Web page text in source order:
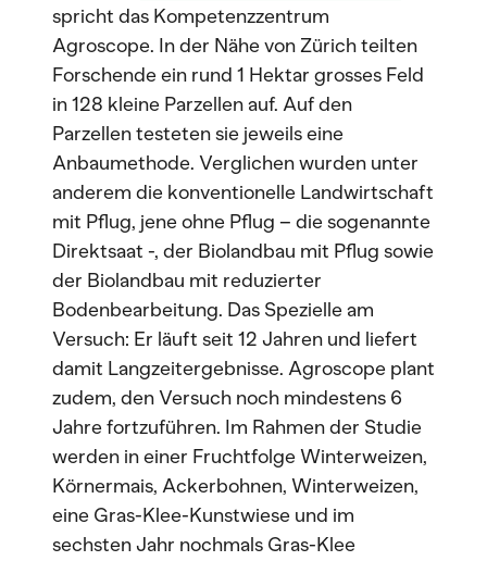
spricht das Kompetenzzentrum
Agroscope. In der Nähe von Zürich teilten
Forschende ein rund 1 Hektar grosses Feld
in 128 kleine Parzellen auf. Auf den
Parzellen testeten sie jeweils eine
Anbaumethode. Verglichen wurden unter
anderem die konventionelle Landwirtschaft
mit Pflug, jene ohne Pflug – die sogenannte
Direktsaat -, der Biolandbau mit Pflug sowie
der Biolandbau mit reduzierter
Bodenbearbeitung. Das Spezielle am
Versuch: Er läuft seit 12 Jahren und liefert
damit Langzeitergebnisse. Agroscope plant
zudem, den Versuch noch mindestens 6
Jahre fortzuführen. Im Rahmen der Studie
werden in einer Fruchtfolge Winterweizen,
Körnermais, Ackerbohnen, Winterweizen,
eine Gras-Klee-Kunstwiese und im
sechsten Jahr nochmals Gras-Klee